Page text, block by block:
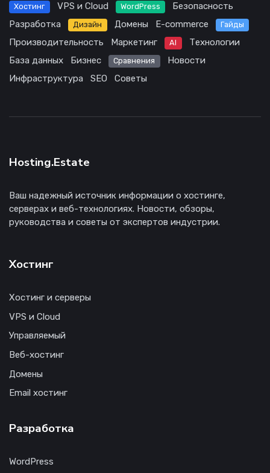
Хостинг VPS и Cloud WordPress
Безопасность
Разработка
Дизайн Домены E-commerce Гайды
Производительность Маркетинг AI
Технологии
База данных
Бизнес Сравнения
Новости
Инфраструктура
SEO Советы
Hosting.Estate
Ваш надежный источник информации о хостинге,
серверах и веб-технологиях. Новости, обзоры,
руководства и советы от экспертов индустрии.
Хостинг
Хостинг и серверы
VPS и Cloud
Управляемый
Веб-хостинг
Домены
Email хостинг
Разработка
WordPress